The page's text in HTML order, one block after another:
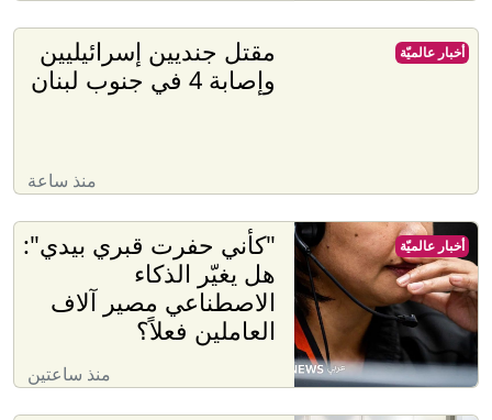
مقتل جنديين إسرائيليين
وإصابة 4 في جنوب لبنان
منذ ساعة
أخبار عالميّة
"كأني حفرت قبري بيدي":
هل يغيّر الذكاء
الاصطناعي مصير آلاف
العاملين فعلاً؟
منذ ساعتين
أخبار عالميّة